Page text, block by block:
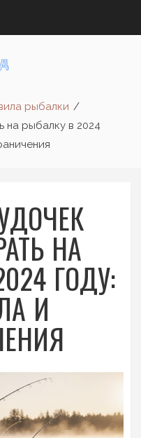
рыбалки
на рыбалку в 2024
НА
ГОДУ:
И